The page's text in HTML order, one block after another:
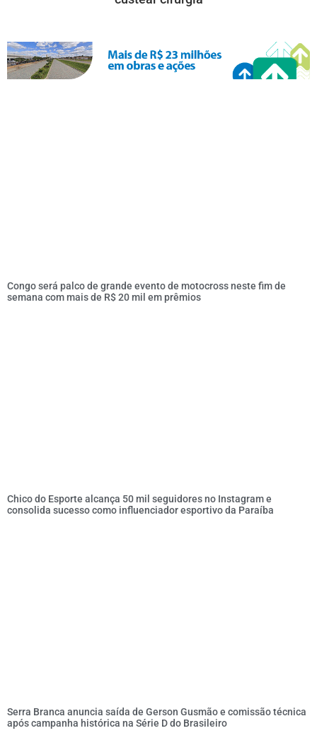
Congo será palco de grande evento de motocross neste fim de
semana com mais de R$ 20 mil em prêmios
Chico do Esporte alcança 50 mil seguidores no Instagram e
consolida sucesso como influenciador esportivo da Paraíba
Serra Branca anuncia saída de Gerson Gusmão e comissão técnica
após campanha histórica na Série D do Brasileiro